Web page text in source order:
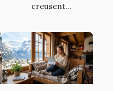
creusent...